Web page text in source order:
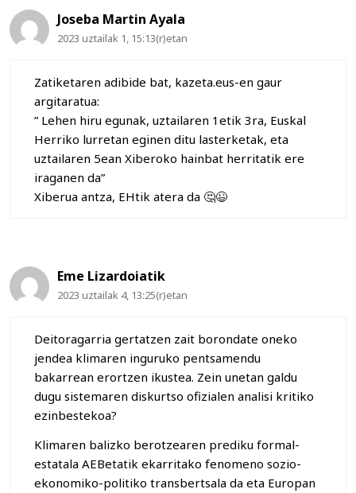
Joseba Martin Ayala
2023 uztailak 1, 15:13(r)etan
Zatiketaren adibide bat, kazeta.eus-en gaur
argitaratua:
” Lehen hiru egunak, uztailaren 1etik 3ra, Euskal
Herriko lurretan eginen ditu lasterketak, eta
uztailaren 5ean Xiberoko hainbat herritatik ere
iraganen da”
Xiberua antza, EHtik atera da 🤔😉
Eme Lizardoiatik
2023 uztailak 4, 13:25(r)etan
Deitoragarria gertatzen zait borondate oneko
jendea klimaren inguruko pentsamendu
bakarrean erortzen ikustea. Zein unetan galdu
dugu sistemaren diskurtso ofizialen analisi kritiko
ezinbestekoa?
Klimaren balizko berotzearen prediku formal-
estatala AEBetatik ekarritako fenomeno sozio-
ekonomiko-politiko transbertsala da eta Europan